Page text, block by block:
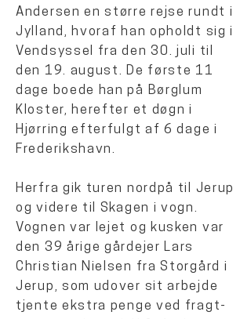
Andersen en større rejse rundt i
Jylland, hvoraf han opholdt sig i
Vendsyssel fra den 30. juli til
den 19. august. De første 11
dage boede han på Børglum
Kloster, herefter et døgn i
Hjørring efterfulgt af 6 dage i
Frederikshavn.
Herfra gik turen nordpå til Jerup
og videre til Skagen i vogn.
Vognen var lejet og kusken var
den 39 årige gårdejer Lars
Christian Nielsen fra Storgård i
Jerup, som udover sit arbejde
tjente ekstra penge ved fragt-